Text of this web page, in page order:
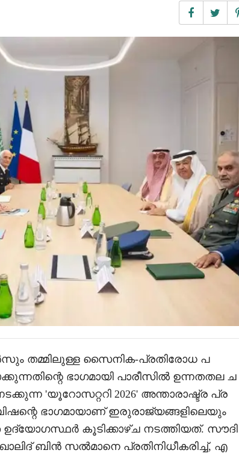
തമ്മിലുള്ള സൈനിക-പ്രതിരോധ പ
ഭാഗമായി പാരീസിൽ ഉന്നതതല ച
'യൂറോസറ്ററി 2026' അന്താരാഷ്ട്ര പ്ര
ഭാഗമായാണ് ഇരുരാജ്യങ്ങളിലെയും
കൂടിക്കാഴ്ച നടത്തിയത്. സൗദി
ബിൻ സൽമാനെ പ്രതിനിധീകരിച്ച്, എ